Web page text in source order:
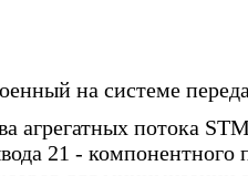
на системе
агрегатных потока
21 - компонентного